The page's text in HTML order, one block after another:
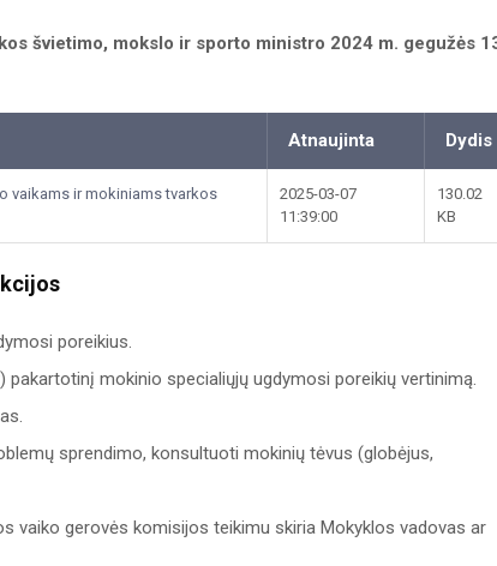
švietimo, mokslo ir sporto ministro 2024 m. gegužės
Atnaujinta Dydis
vaikams ir mokiniams tvarkos
2025-03-07
11:39:00
130.02
KB
poreikius.
mokinio specialiųjų ugdymosi poreikių vertinimą.
sprendimo, konsultuoti mokinių tėvus (globėjus,
vaiko gerovės komisijos teikimu skiria Mokyklos vadovas ar